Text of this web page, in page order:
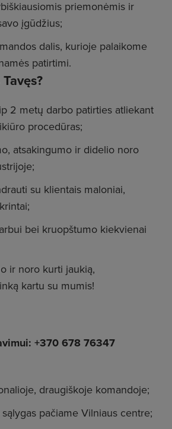
priemonėmis ir
įgūdžius;
dalis, kurioje palaikome
patirtimi.
2 metų darbo patirties atliekant
procedūras;
atsakingumo ir didelio noro
su klientais maloniai,
bei kruopštumo kiekvienai
ir noro kurti jaukią,
kartu su mumis!
+370 678 76347
draugiškoje komandoje;
pačiame Vilniaus centre;